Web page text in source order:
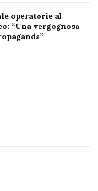
operatorie al
“Una vergognosa